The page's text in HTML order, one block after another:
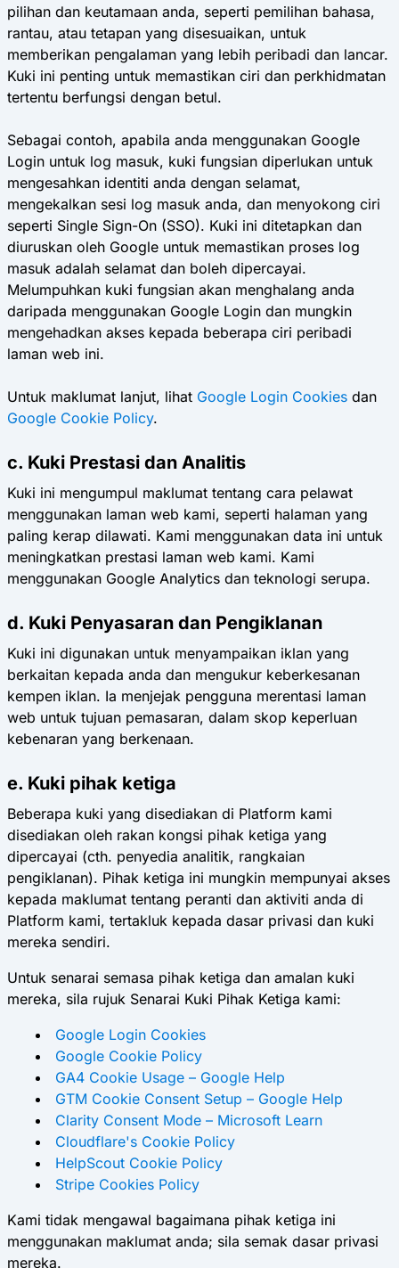
pilihan dan keutamaan anda, seperti pemilihan bahasa,
rantau, atau tetapan yang disesuaikan, untuk
memberikan pengalaman yang lebih peribadi dan lancar.
Kuki ini penting untuk memastikan ciri dan perkhidmatan
tertentu berfungsi dengan betul.
Sebagai contoh, apabila anda menggunakan Google
Login untuk log masuk, kuki fungsian diperlukan untuk
mengesahkan identiti anda dengan selamat,
mengekalkan sesi log masuk anda, dan menyokong ciri
seperti Single Sign-On (SSO). Kuki ini ditetapkan dan
diuruskan oleh Google untuk memastikan proses log
masuk adalah selamat dan boleh dipercayai.
Melumpuhkan kuki fungsian akan menghalang anda
daripada menggunakan Google Login dan mungkin
mengehadkan akses kepada beberapa ciri peribadi
laman web ini.
Untuk maklumat lanjut, lihat Google Login Cookies dan
Google Cookie Policy.
c. Kuki Prestasi dan Analitis
Kuki ini mengumpul maklumat tentang cara pelawat
menggunakan laman web kami, seperti halaman yang
paling kerap dilawati. Kami menggunakan data ini untuk
meningkatkan prestasi laman web kami. Kami
menggunakan Google Analytics dan teknologi serupa.
d. Kuki Penyasaran dan Pengiklanan
Kuki ini digunakan untuk menyampaikan iklan yang
berkaitan kepada anda dan mengukur keberkesanan
kempen iklan. Ia menjejak pengguna merentasi laman
web untuk tujuan pemasaran, dalam skop keperluan
kebenaran yang berkenaan.
e. Kuki pihak ketiga
Beberapa kuki yang disediakan di Platform kami
disediakan oleh rakan kongsi pihak ketiga yang
dipercayai (cth. penyedia analitik, rangkaian
pengiklanan). Pihak ketiga ini mungkin mempunyai akses
kepada maklumat tentang peranti dan aktiviti anda di
Platform kami, tertakluk kepada dasar privasi dan kuki
mereka sendiri.
Untuk senarai semasa pihak ketiga dan amalan kuki
mereka, sila rujuk Senarai Kuki Pihak Ketiga kami:
Google Login Cookies
Google Cookie Policy
GA4 Cookie Usage – Google Help
GTM Cookie Consent Setup – Google Help
Clarity Consent Mode – Microsoft Learn
Cloudflare's Cookie Policy
HelpScout Cookie Policy
Stripe Cookies Policy
Kami tidak mengawal bagaimana pihak ketiga ini
menggunakan maklumat anda; sila semak dasar privasi
mereka.